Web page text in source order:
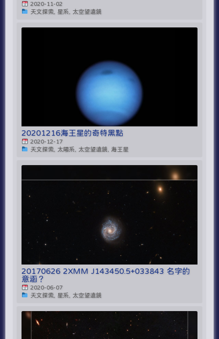
2020-11-02
天文探索, 星系, 太空望遠鏡
20201216海王星的奇特黑點
2020-12-17
天文探索, 太陽系, 太空望遠鏡, 海王星
20170626 2XMM J143450.5+033843 名字的
意涵？
2020-06-07
天文探索, 星系, 太空望遠鏡